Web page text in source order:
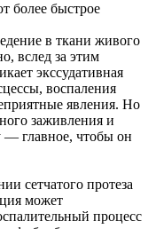
более быстрое
в ткани живого
вслед за этим
экссудативная
воспаления
явления. Но
заживления и
— главное, чтобы он
сетчатого протеза
может
процесс